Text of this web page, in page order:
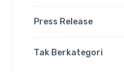
Press Release
Tak Berkategori